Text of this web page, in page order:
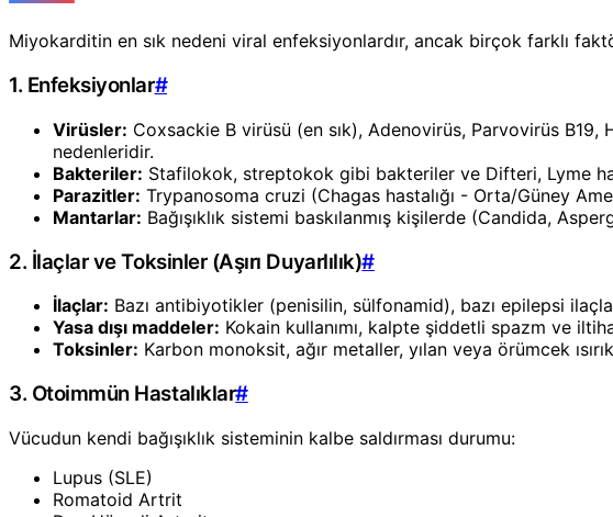
Miyokarditin en sık nedeni viral enfeksiyonlardır, ancak birçok farklı
1. Enfeksiyonlar#
Virüsler: Coxsackie B virüsü (en sık), Adenovirüs, Parvovirüs
nedenleridir.
Bakteriler: Stafilokok, streptokok gibi bakteriler ve Difteri, Lyme
Parazitler: Trypanosoma cruzi (Chagas hastalığı - Orta/Güney
Mantarlar: Bağışıklık sistemi baskılanmış kişilerde (Candida,
2. İlaçlar ve Toksinler (Aşırı Duyarlılık)#
İlaçlar: Bazı antibiyotikler (penisilin, sülfonamid), bazı epilepsi
Yasa dışı maddeler: Kokain kullanımı, kalpte şiddetli spazm ve
Toksinler: Karbon monoksit, ağır metaller, yılan veya örümcek
3. Otoimmün Hastalıklar#
Vücudun kendi bağışıklık sisteminin kalbe saldırması durumu:
Lupus (SLE)
Romatoid Artrit